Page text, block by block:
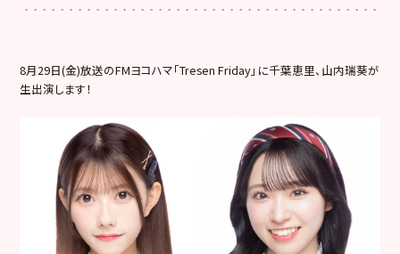
8月29日(金)放送のFMヨコハマ「Tresen Friday」に千葉恵里、山内瑞葵が
生出演します！